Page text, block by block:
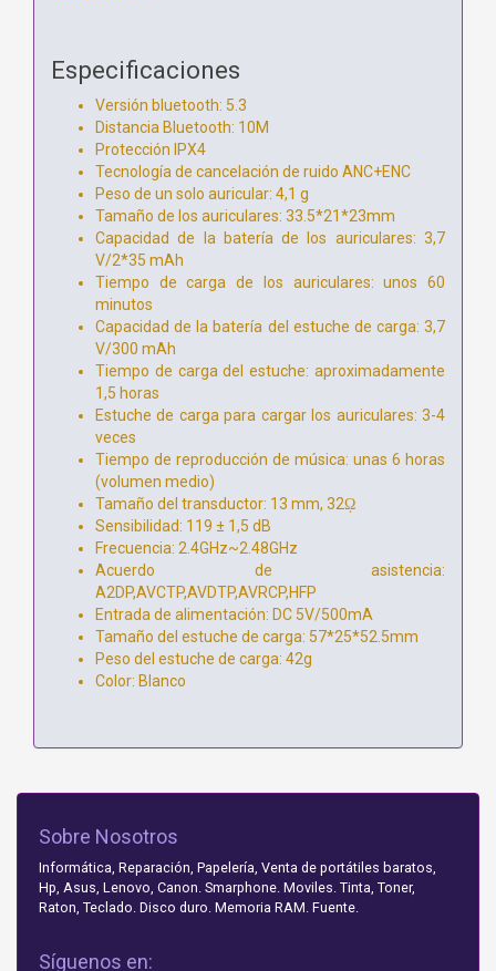
Especificaciones
Versión bluetooth: 5.3
Distancia Bluetooth: 10M
Protección IPX4
Tecnología de cancelación de ruido ANC+ENC
Peso de un solo auricular: 4,1 g
Tamaño de los auriculares: 33.5*21*23mm
Capacidad de la batería de los auriculares: 3,7
V/2*35 mAh
Tiempo de carga de los auriculares: unos 60
minutos
Capacidad de la batería del estuche de carga: 3,7
V/300 mAh
Tiempo de carga del estuche: aproximadamente
1,5 horas
Estuche de carga para cargar los auriculares: 3-4
veces
Tiempo de reproducción de música: unas 6 horas
(volumen medio)
Tamaño del transductor: 13 mm, 32ῼ
Sensibilidad: 119 ± 1,5 dB
Frecuencia: 2.4GHz~2.48GHz
Acuerdo de asistencia:
A2DP,AVCTP,AVDTP,AVRCP,HFP
Entrada de alimentación: DC 5V/500mA
Tamaño del estuche de carga: 57*25*52.5mm
Peso del estuche de carga: 42g
Color: Blanco
Sobre Nosotros
Informática, Reparación, Papelería, Venta de portátiles baratos,
Hp, Asus, Lenovo, Canon. Smarphone. Moviles. Tinta, Toner,
Raton, Teclado. Disco duro. Memoria RAM. Fuente.
Síguenos en: